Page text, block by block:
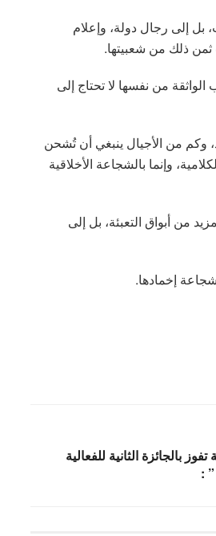
بل إلى رجال دولة، وإعلام
ذلك من شعبيتها.
من نفسها لا تحتاج إلى
وكم من الأجيال ينبغي أن تُشحن
وإنما بالشجاعة الأخلاقية
من أبواق التعبئة، بل إلى
شجاعة إخمادها.
بالجائزة الثانية للفعالية
: